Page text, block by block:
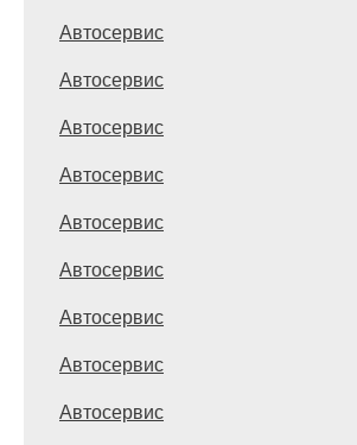
Автосервис
Автосервис
Автосервис
Автосервис
Автосервис
Автосервис
Автосервис
Автосервис
Автосервис